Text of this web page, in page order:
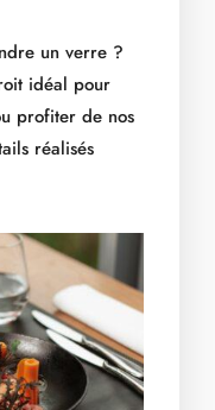
un verre ?
idéal pour
profiter de nos
réalisés